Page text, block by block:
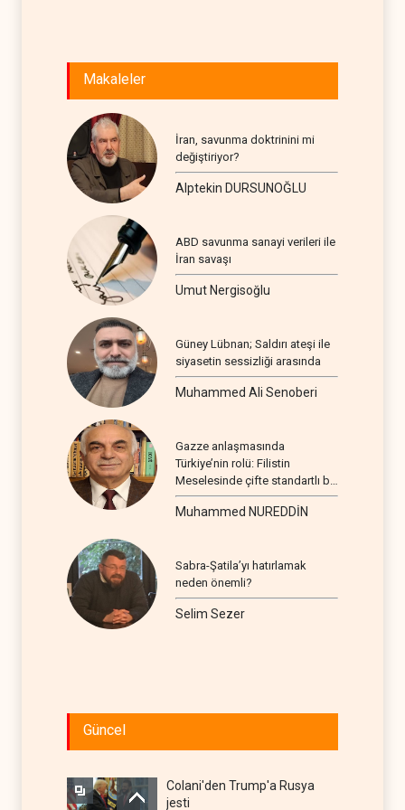
Makaleler
İran, savunma doktrinini mi
değiştiriyor?
Alptekin DURSUNOĞLU
ABD savunma sanayi verileri ile
İran savaşı
Umut Nergisoğlu
Güney Lübnan; Saldırı ateşi ile
siyasetin sessizliği arasında
Muhammed Ali Senoberi
Gazze anlaşmasında
Türkiye’nin rolü: Filistin
Meselesinde çifte standartlı bir
seyir
Muhammed NUREDDİN
Sabra-Şatila’yı hatırlamak
neden önemli?
Selim Sezer
Güncel
Colani'den Trump'a Rusya
jesti